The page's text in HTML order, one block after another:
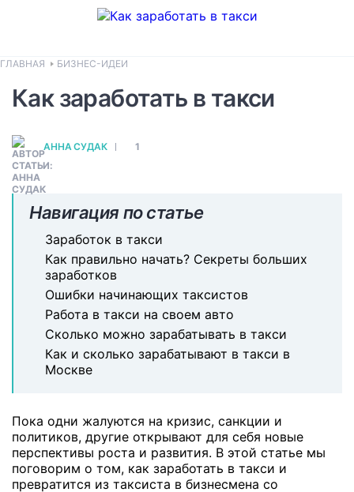
ГЛАВНАЯ БИЗНЕС-ИДЕИ
Как заработать в такси
АННА СУДАК 1
Навигация по статье
Заработок в такси
Как правильно начать? Секреты больших
заработков
Ошибки начинающих таксистов
Работа в такси на своем авто
Сколько можно зарабатывать в такси
Как и сколько зарабатывают в такси в
Москве
Пока одни жалуются на кризис, санкции и
политиков, другие открывают для себя новые
перспективы роста и развития. В этой статье мы
поговорим о том, как заработать в такси и
превратится из таксиста в бизнесмена со